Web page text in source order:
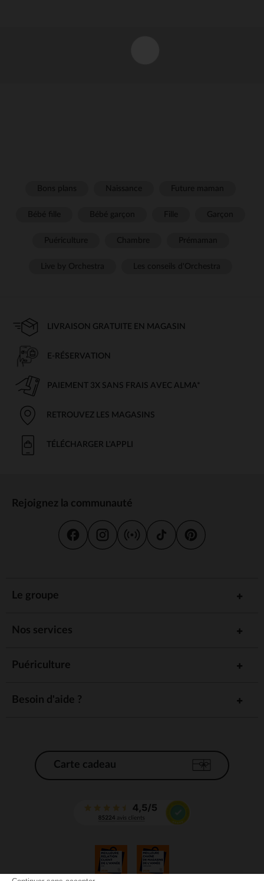
LIVRAISON GRATUITE EN MAGASIN
E-RÉSERVATION
PAIEMENT 3X SANS FRAIS AVEC ALMA*
RETROUVEZ LES MAGASINS
TÉLÉCHARGER L'APPLI
Rejoignez la communauté
Le groupe
Nos services
Puériculture
Besoin d'aide ?
Carte cadeau